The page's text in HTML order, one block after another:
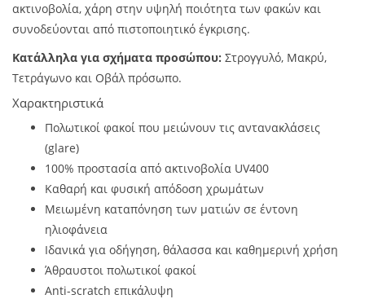
ακτινοβολία, χάρη στην υψηλή ποιότητα των φακών και
συνοδεύονται από πιστοποιητικό έγκρισης.
Κατάλληλα για σχήματα προσώπου: Στρογγυλό, Μακρύ,
Τετράγωνο και Οβάλ πρόσωπο.
Χαρακτηριστικά
Πολωτικοί φακοί που μειώνουν τις αντανακλάσεις
(glare)
100% προστασία από ακτινοβολία UV400
Καθαρή και φυσική απόδοση χρωμάτων
Μειωμένη καταπόνηση των ματιών σε έντονη
ηλιοφάνεια
Ιδανικά για οδήγηση, θάλασσα και καθημερινή χρήση
Άθραυστοι πολωτικοί φακοί
Anti-scratch επικάλυψη